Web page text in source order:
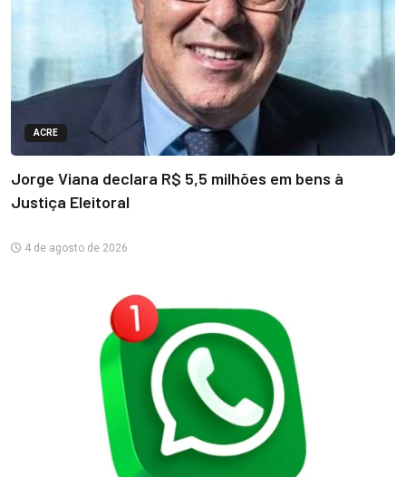
ACRE
Jorge Viana declara R$ 5,5 milhões em bens à
Justiça Eleitoral
4 de agosto de 2026